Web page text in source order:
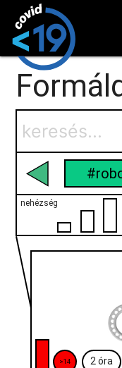
nehézség
>14 2 óra